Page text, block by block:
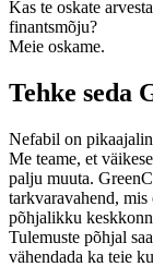
Kas te oskate
finantsmõju?
Meie oskame.
Tehke seda
Nefabil on
Me teame, et
palju muuta.
tarkvaravahend,
põhjalikku
Tulemuste põhjal
vähendada ka teie